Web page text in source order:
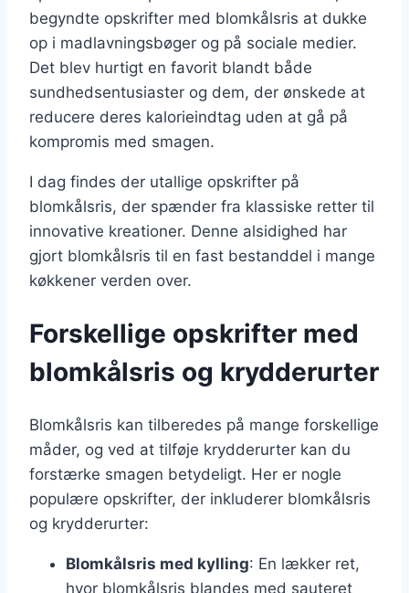
begyndte opskrifter med blomkålsris at dukke
op i madlavningsbøger og på sociale medier.
Det blev hurtigt en favorit blandt både
sundhedsentusiaster og dem, der ønskede at
reducere deres kalorieindtag uden at gå på
kompromis med smagen.
I dag findes der utallige opskrifter på
blomkålsris, der spænder fra klassiske retter til
innovative kreationer. Denne alsidighed har
gjort blomkålsris til en fast bestanddel i mange
køkkener verden over.
Forskellige opskrifter med
blomkålsris og krydderurter
Blomkålsris kan tilberedes på mange forskellige
måder, og ved at tilføje krydderurter kan du
forstærke smagen betydeligt. Her er nogle
populære opskrifter, der inkluderer blomkålsris
og krydderurter:
Blomkålsris med kylling: En lækker ret,
hvor blomkålsris blandes med sauteret